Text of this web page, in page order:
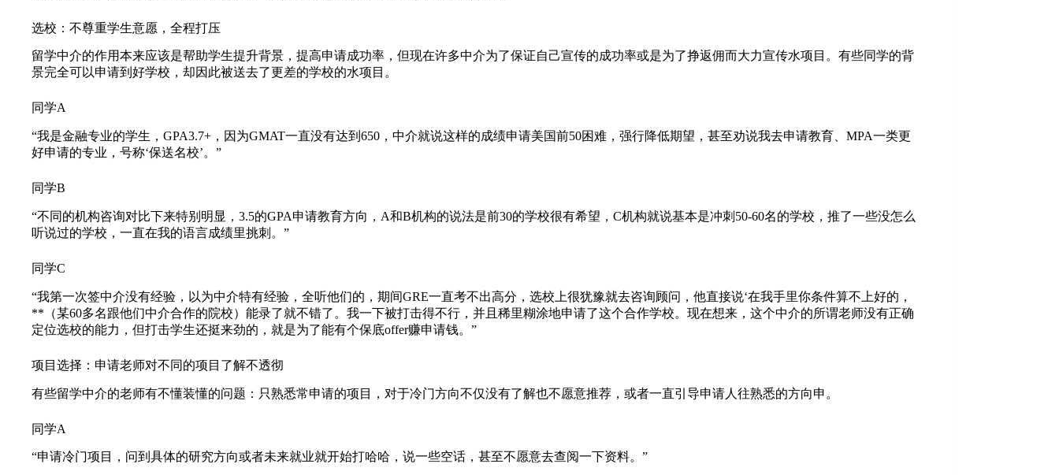
选校：不尊重学生意愿，全程打压
留学中介的作用本来应该是帮助学生提升背景，提高申请成功率，但现在许多中介为了保证自己宣传的成功率或是为了挣返佣而大力宣传水项目。有些同学的背
景完全可以申请到好学校，却因此被送去了更差的学校的水项目。
同学A
“我是金融专业的学生，GPA3.7+，因为GMAT一直没有达到650，中介就说这样的成绩申请美国前50困难，强行降低期望，甚至劝说我去申请教育、MPA一类更
好申请的专业，号称‘保送名校’。”
同学B
“不同的机构咨询对比下来特别明显，3.5的GPA申请教育方向，A和B机构的说法是前30的学校很有希望，C机构就说基本是冲刺50-60名的学校，推了一些没怎么
听说过的学校，一直在我的语言成绩里挑刺。”
同学C
“我第一次签中介没有经验，以为中介特有经验，全听他们的，期间GRE一直考不出高分，选校上很犹豫就去咨询顾问，他直接说‘在我手里你条件算不上好的，
**（某60多名跟他们中介合作的院校）能录了就不错了。我一下被打击得不行，并且稀里糊涂地申请了这个合作学校。现在想来，这个中介的所谓老师没有正确
定位选校的能力，但打击学生还挺来劲的，就是为了能有个保底offer赚申请钱。”
项目选择：申请老师对不同的项目了解不透彻
有些留学中介的老师有不懂装懂的问题：只熟悉常申请的项目，对于冷门方向不仅没有了解也不愿意推荐，或者一直引导申请人往熟悉的方向申。
同学A
“申请冷门项目，问到具体的研究方向或者未来就业就开始打哈哈，说一些空话，甚至不愿意去查阅一下资料。”